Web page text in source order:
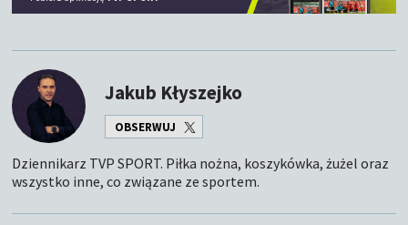
Jakub Kłyszejko
OBSERWUJ
Dziennikarz TVP SPORT. Piłka nożna, koszykówka, żużel oraz
wszystko inne, co związane ze sportem.